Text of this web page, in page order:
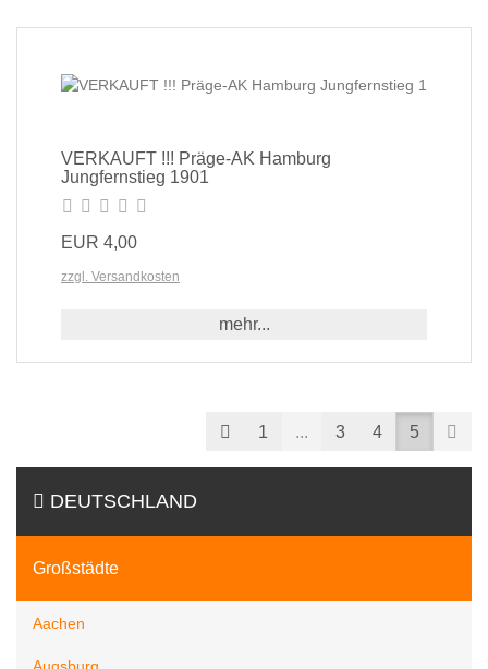
VERKAUFT !!! Präge-AK Hamburg
Jungfernstieg 1901
EUR 4,00
zzgl. Versandkosten
mehr...
Prev1 ... 3 4 5
DEUTSCHLAND
Großstädte
Aachen
Augsburg